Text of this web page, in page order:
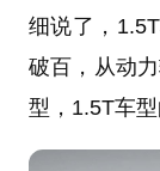
细说了，
破百，从动
型，1.5T车型